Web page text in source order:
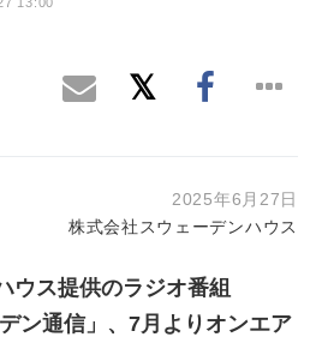
2025年6月27日
株式会社スウェーデンハウス
ウス提供のラジオ番組
ン通信」、 7月よりオンエア